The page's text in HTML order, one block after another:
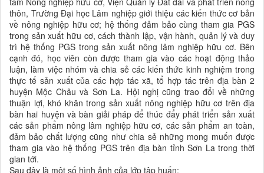
thôn, Trường Đại học Lâm nghiệp giới thiệu các kiến thức cơ bản
về nông nghiệp hữu cơ; hệ thống đảm bảo cùng tham gia PGS
trong sản xuất hữu cơ, cách thành lập, vận hành, quản lý và duy
trì hệ thống PGS trong sản xuất nông lâm nghiệp hữu cơ. Bên
cạnh đó, học viên còn được tham gia vào các hoạt động thảo
luận, làm việc nhóm và chia sẻ các kiến thức kinh nghiệm trong
thực tế sản xuất của các hợp tác xã, tổ hợp tác trên địa bàn 2
huyện Mộc Châu và Sơn La. Hội nghị cũng trao đổi về những
thuận lợi, khó khăn trong sản xuất nông nghiệp hữu cơ trên địa
bàn hai huyện và bàn giải pháp để thúc đẩy phát triển sản xuất
các sản phẩm nông lâm nghiệp hữu cơ, các sản phẩm an toàn,
đảm bảo chất lượng cũng như chia sẻ những mong muốn được
tham gia vào hệ thống PGS trên địa bàn tỉnh Sơn La trong thời
gian tới.
Sau đây là một số hình ảnh của lớp tập huấn: